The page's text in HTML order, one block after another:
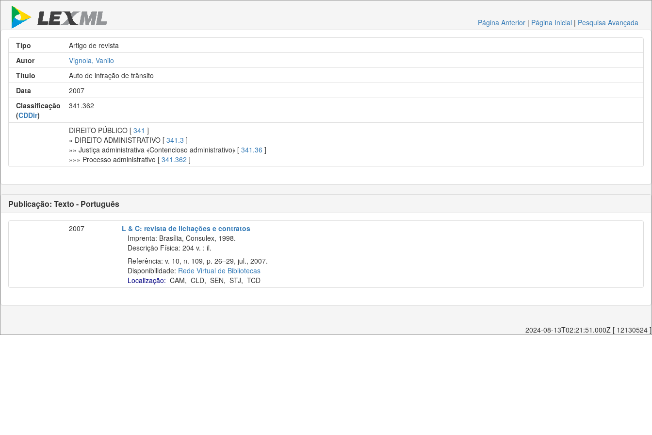
Página Anterior | Página Inicial | Pesquisa Avançada
Tipo
Artigo de revista
Autor
Vignola, Vanilo
Título
Auto de infração de trânsito
Data
2007
Classificação
(CDDir)
341.362
DIREITO PÚBLICO [ 341 ]
» DIREITO ADMINISTRATIVO [ 341.3 ]
»» Justiça administrativa ﴾Contencioso administrativo﴿ [ 341.36 ]
»»» Processo administrativo [ 341.362 ]
Publicação: Texto - Português
2007
L & C: revista de licitações e contratos
Imprenta: Brasília, Consulex, 1998.
Descrição Física: 204 v. : il.
Referência: v. 10, n. 109, p. 26–29, jul., 2007.
Disponibilidade: Rede Virtual de Bibliotecas
Localização: CAM, CLD, SEN, STJ, TCD
2024-08-13T02:21:51.000Z [ 12130524 ]